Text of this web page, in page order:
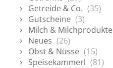
Getreide & Co. (35)
Gutscheine (3)
Milch & Milchprodukte
Neues (26)
Obst & Nüsse (15)
Speisekammerl (81)